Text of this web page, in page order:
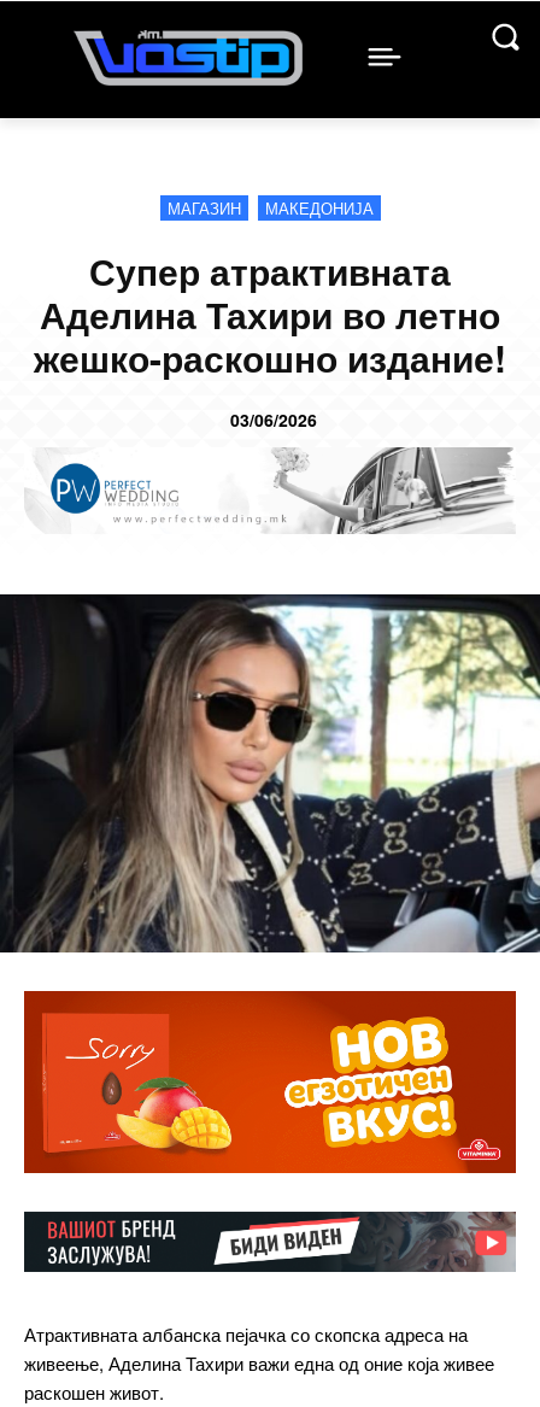
МАГАЗИН МАКЕДОНИЈА
Супер атрактивната
Аделина Тахири во летно
жешко-раскошно издание!
03/06/2026
Атрактивната албанска пејачка со скопска адреса на
живеење, Аделина Тахири важи една од оние која живее
раскошен живот.